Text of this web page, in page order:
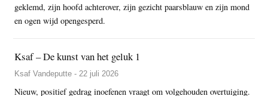
geklemd, zijn hoofd achterover, zijn gezicht paarsblauw en zijn mond
en ogen wijd opengesperd.
Ksaf – De kunst van het geluk 1
Ksaf Vandeputte - 22 juli 2026
Nieuw, positief gedrag inoefenen vraagt om volgehouden overtuiging.